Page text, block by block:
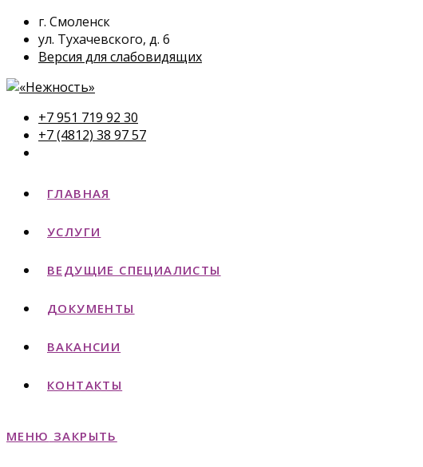
г. Смоленск
ул. Тухачевского, д. 6
Версия для слабовидящих
+7 951 719 92 30
+7 (4812) 38 97 57
ГЛАВНАЯ
УСЛУГИ
ВЕДУЩИЕ СПЕЦИАЛИСТЫ
ДОКУМЕНТЫ
ВАКАНСИИ
КОНТАКТЫ
МЕНЮ ЗАКРЫТЬ